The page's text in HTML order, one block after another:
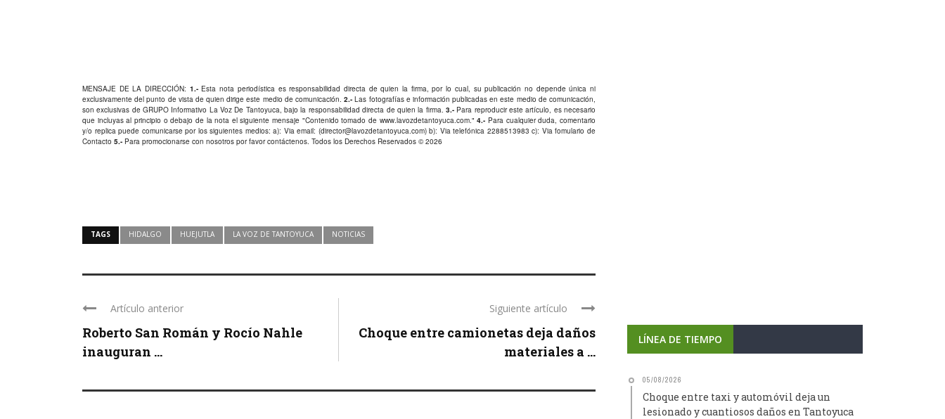
MENSAJE DE LA DIRECCIÓN: 1.-Esta nota periodística es responsabilidad directa de quien la firma, por lo cual, su publicación no depende única ni
exclusivamente del punto de vista de quien dirige este medio de comunicación.2.- Las fotografías e información publicadas en este medio de comunicación,
son exclusivas de GRUPO Informativo La Voz De Tantoyuca, bajo la responsabilidad directa de quien la firma. 3.-Para reproducir este artículo, es necesario
que incluyas al principio o debajo de la nota el siguiente mensaje "Contenido tomado de www.lavozdetantoyuca.com."4.- Para cualquier duda, comentario
y/o replica puede comunicarse por los siguientes medios: a): Via email: (director@lavozdetantoyuca.com) b): Via telefónica 2288513983 c): Via fomulario de
Contacto 5.- Para promocionarse con nosotros por favorcontáctenos . Todos los Derechos Reservados © 2026
TAGS HIDALGO HUEJUTLA LA VOZ DE TANTOYUCA NOTICIAS
Artículo anterior
Roberto San Román y Rocío Nahle
inauguran ...
Siguiente artículo
Choque entre camionetas deja daños
materiales a ...
LÍNEA DE TIEMPO
05/08/2026
Choque entre taxi y automóvil deja un
lesionado y cuantiosos daños en Tantoyuca